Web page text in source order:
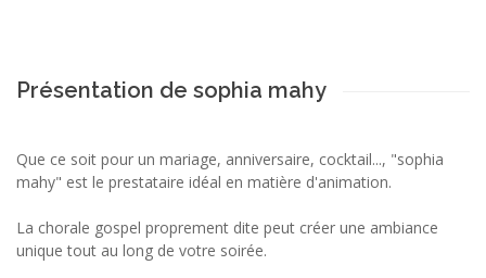
Présentation de sophia mahy
Que ce soit pour un mariage, anniversaire, cocktail..., "sophia
mahy" est le prestataire idéal en matière d'animation.
La chorale gospel proprement dite peut créer une ambiance
unique tout au long de votre soirée.